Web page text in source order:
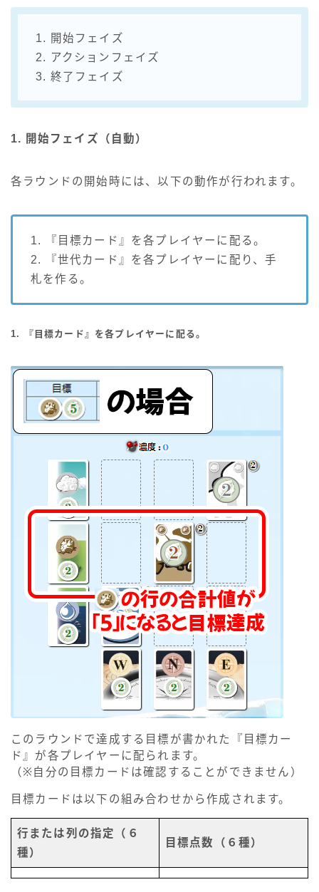
1. 開始フェイズ
2. アクションフェイズ
3. 終了フェイズ
1. 開始フェイズ（自動）
各ラウンドの開始時には、以下の動作が行われます。
1. 『目標カード』を各プレイヤーに配る。
2. 『世代カード』を各プレイヤーに配り、手
札を作る。
1. 『目標カード』を各プレイヤーに配る。
このラウンドで達成する目標が書かれた『目標カー
ド』が各プレイヤーに配られます。
（※自分の目標カードは確認することができません）
目標カードは以下の組み合わせから作成されます。
行または列の指定（６
種）
目標点数（６種）